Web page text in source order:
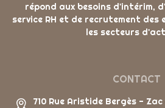
répond aux besoins d'intérim,
service RH et de recrutement
les secteurs
CONTACT
710 Rue Aristide Bergès -